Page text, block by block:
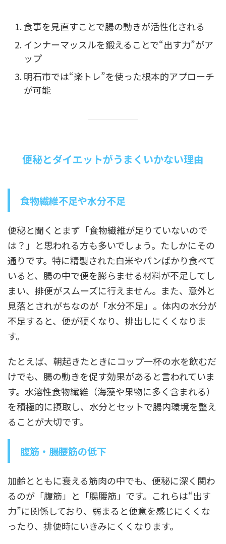
食事を見直すことで腸の動きが活性化される
インナーマッスルを鍛えることで“出す力”がア
ップ
明石市では“楽トレ”を使った根本的アプローチ
が可能
便秘とダイエットがうまくいかない理由
食物繊維不足や水分不足
便秘と聞くとまず「食物繊維が足りていないので
は？」と思われる方も多いでしょう。たしかにその
通りです。特に精製された白米やパンばかり食べて
いると、腸の中で便を膨らませる材料が不足してし
まい、排便がスムーズに行えません。また、意外と
見落とされがちなのが「水分不足」。体内の水分が
不足すると、便が硬くなり、排出しにくくなりま
す。
たとえば、朝起きたときにコップ一杯の水を飲むだ
けでも、腸の動きを促す効果があると言われていま
す。水溶性食物繊維（海藻や果物に多く含まれる）
を積極的に摂取し、水分とセットで腸内環境を整え
ることが大切です。
腹筋・腸腰筋の低下
加齢とともに衰える筋肉の中でも、便秘に深く関わ
るのが「腹筋」と「腸腰筋」です。これらは“出す
力”に関係しており、弱まると便意を感じにくくな
ったり、排便時にいきみにくくなります。